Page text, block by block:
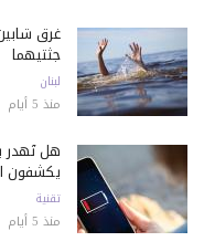
غرق
جثتيهما
لبنان
منذ 5 أيام
هل تُهدر
يكشفون
تقنية
منذ 5 أيام